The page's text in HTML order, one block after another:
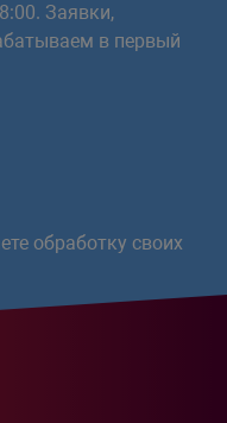
Заявки,
в первый
обработку своих